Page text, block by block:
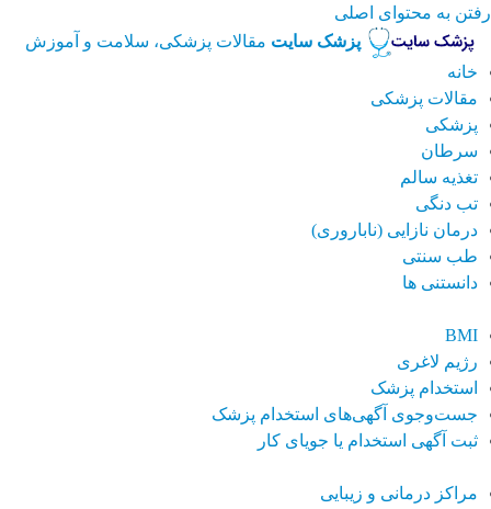
رفتن به محتوای اصلی
پزشک سایت مقالات پزشکی، سلامت و آموزش
خانه
مقالات پزشکی
پزشکی
سرطان
تغذیه سالم
تب دنگی
درمان نازایی (ناباروری)
طب سنتی
دانستنی ها
BMI
رژیم لاغری
استخدام پزشک
جست‌وجوی آگهی‌های استخدام پزشک
ثبت آگهی استخدام یا جویای کار
مراکز درمانی و زیبایی